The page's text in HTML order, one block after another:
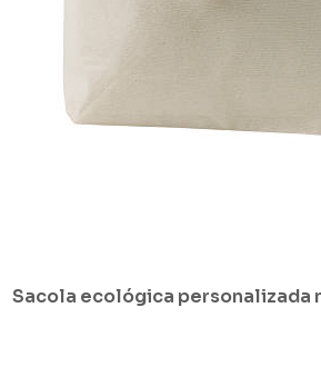
Sacola ecológica personalizada